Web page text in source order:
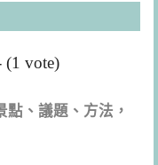
(1 vote)
點、議題、方法，